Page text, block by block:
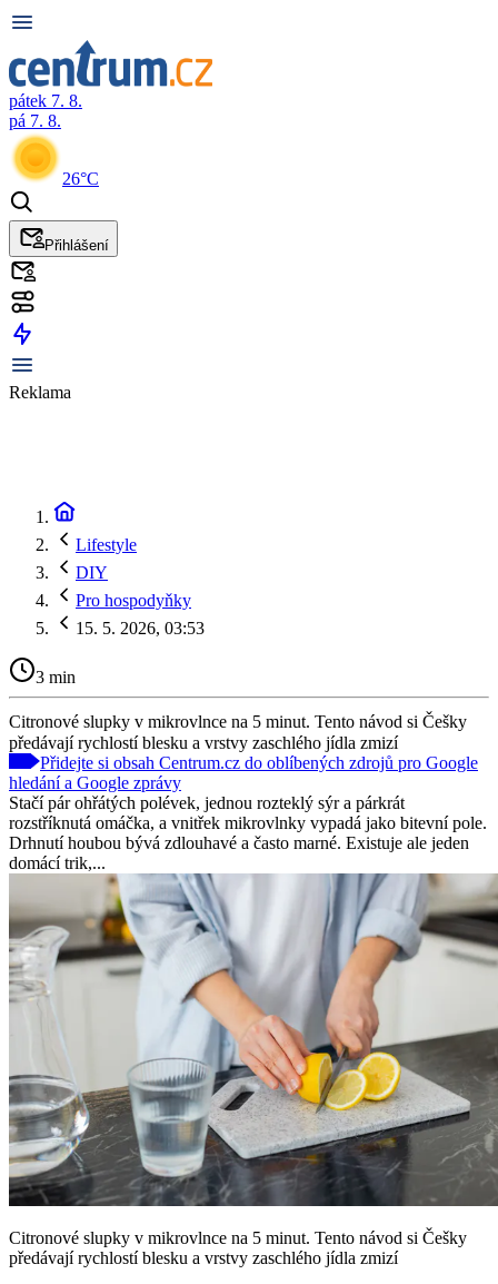
pátek 7. 8.
pá 7. 8.
26°C
Přihlášení
Reklama
Lifestyle
DIY
Pro hospodyňky
15. 5. 2026, 03:53
3 min
Citronové slupky v mikrovlnce na 5 minut. Tento návod si Češky
předávají rychlostí blesku a vrstvy zaschlého jídla zmizí
Přidejte si obsah Centrum.cz do oblíbených zdrojů pro Google
hledání a Google zprávy
Stačí pár ohřátých polévek, jednou rozteklý sýr a párkrát
rozstříknutá omáčka, a vnitřek mikrovlnky vypadá jako bitevní pole.
Drhnutí houbou bývá zdlouhavé a často marné. Existuje ale jeden
domácí trik,...
Citronové slupky v mikrovlnce na 5 minut. Tento návod si Češky
předávají rychlostí blesku a vrstvy zaschlého jídla zmizí